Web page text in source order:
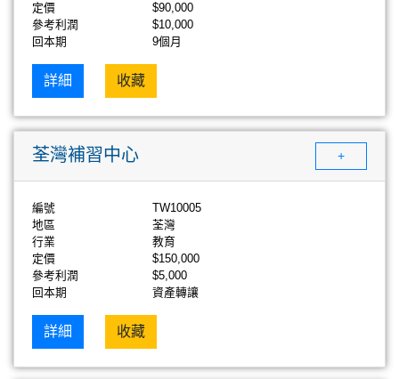
定價
$90,000
參考利潤
$10,000
回本期
9個月
詳細 收藏
荃灣補習中心 +
編號
TW10005
地區
荃灣
行業
教育
定價
$150,000
參考利潤
$5,000
回本期
資產轉讓
詳細 收藏